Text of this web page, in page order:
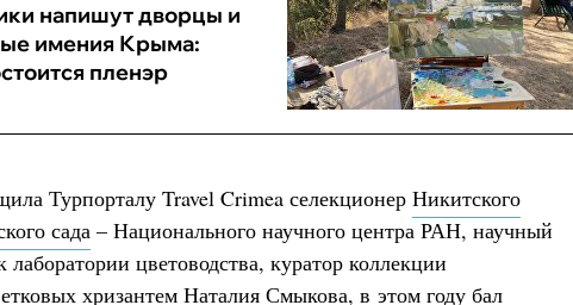
напишут дворцы и
имения Крыма:
пленэр
Турпорталу Travel Crimea селекционер Никитского
сада – Национального научного центра РАН, научный
лаборатории цветоводства, куратор коллекции
хризантем Наталия Смыкова, в этом году бал